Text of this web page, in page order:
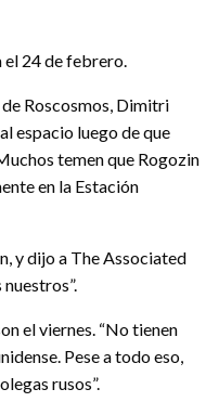
el 24 de febrero.
Roscosmos, Dimitri
espacio luego de que
temen que Rogozin
en la Estación
y dijo a The Associated
el viernes. “No tienen
Pese a todo eso,
rusos”.